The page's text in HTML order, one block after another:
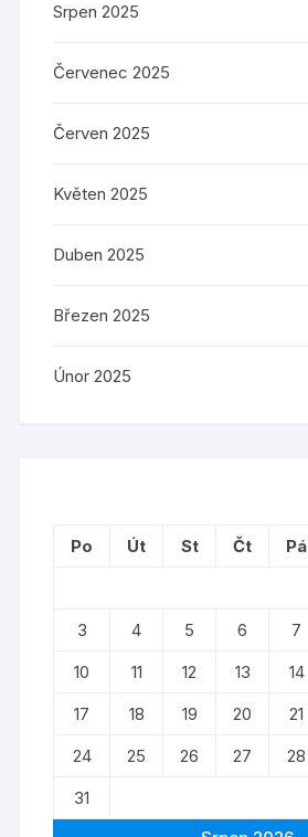
Srpen 2025
Červenec 2025
Červen 2025
Květen 2025
Duben 2025
Březen 2025
Únor 2025
Po Út St Čt Pá
3
4 5 6 7
10
11 12 13 14
17
18 19 20 21
24
25 26 27 28
31